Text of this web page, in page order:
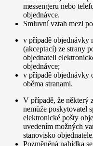
messengeru nebo
objednávce.
Smluvní vztah mezi
v případě objednávky
(akceptací) ze strany
objednateli
objednávce;
v případě objednávky
oběma stranami.
V případě, že některý
nemůže poskytovatel
elektronické pošty
uvedením možných
stanovisko objednatele.
Pozměněná nabídka